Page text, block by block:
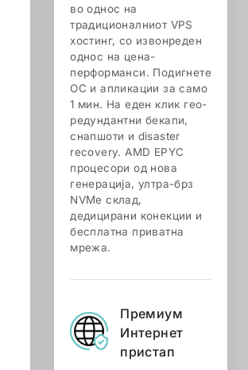
во однос на
традиционалниот VPS
хостинг, со извонреден
однос на цена-
перформанси. Подигнете
ОС и апликации за само
1 мин. На еден клик гео-
редундантни бекапи,
снапшоти и disaster
recovery. AMD EPYC
процесори од нова
генерација, ултра-брз
NVMe склад,
дедицирани конекции и
бесплатна приватна
мрежа.
Премиум
Интернет
пристап